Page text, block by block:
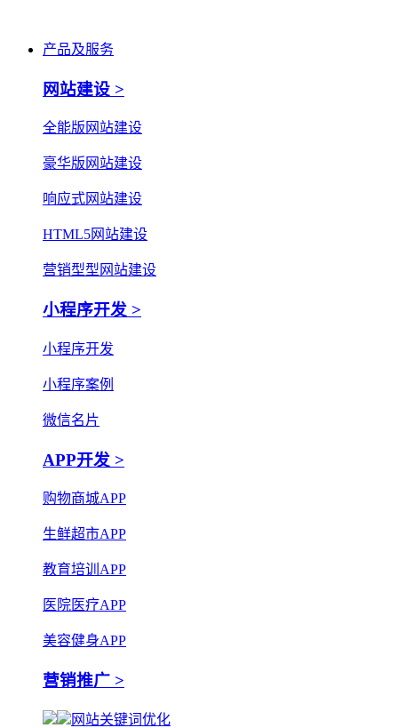
产品及服务
网站建设 >
全能版网站建设
豪华版网站建设
响应式网站建设
HTML5网站建设
营销型型网站建设
小程序开发 >
小程序开发
小程序案例
微信名片
APP开发 >
购物商城APP
生鲜超市APP
教育培训APP
医院医疗APP
美容健身APP
营销推广 >
网站关键词优化